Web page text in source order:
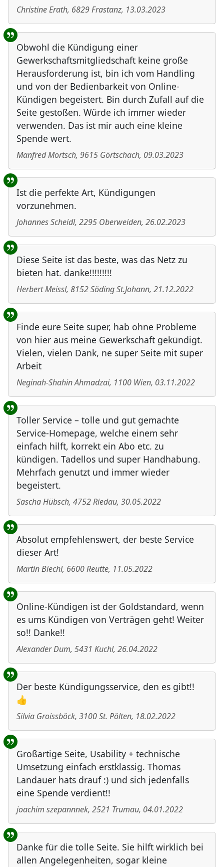
Christine Erath, 6829Frastanz, 13.03.2023
Obwohl die Kündigung einer
Gewerkschaftsmitgliedschaft keine große
Herausforderung ist, bin ich vom Handling
und von der Bedienbarkeit von Online-
Kündigen begeistert. Bin durch Zufall auf die
Seite gestoßen. Würde ich immer wieder
verwenden. Das ist mir auch eine kleine
Spende wert.
Manfred Mortsch, 9615 Görtschach, 09.03.2023
Ist die perfekte Art, Kündigungen
vorzunehmen.
Johannes Scheidl, 2295 Oberweiden, 26.02.2023
Diese Seite ist das beste, was das Netz zu
bieten hat. danke!!!!!!!!!
Herbert Meissl, 8152Söding St.Johann, 21.12.2022
Finde eure Seite super, hab ohne Probleme
von hier aus meine Gewerkschaft gekündigt.
Vielen, vielen Dank, ne super Seite mit super
Arbeit
Neginah-Shahin Ahmadzai, 1100 Wien, 03.11.2022
Toller Service – tolle und gut gemachte
Service-Homepage, welche einem sehr
einfach hilft, korrekt ein Abo etc. zu
kündigen. Tadellos und super Handhabung.
Mehrfach genutzt und immer wieder
begeistert.
Sascha Hübsch, 4752Riedau, 30.05.2022
Absolut empfehlenswert, der beste Service
dieser Art!
Martin Biechl, 6600Reutte, 11.05.2022
Online-Kündigen ist der Goldstandard, wenn
es ums Kündigen von Verträgen geht! Weiter
so!! Danke!!
Alexander Dum, 5431 Kuchl, 26.04.2022
Der beste Kündigungsservice, den es gibt!!
👍
Silvia Groissböck, 3100St. Pölten, 18.02.2022
Großartige Seite, Usability + technische
Umsetzung einfach erstklassig. Thomas
Landauer hats drauf :) und sich jedenfalls
eine Spende verdient!!
joachim szepannnek, 2521 Trumau, 04.01.2022
Danke für die tolle Seite. Sie hilft wirklich bei
allen Angelegenheiten, sogar kleine